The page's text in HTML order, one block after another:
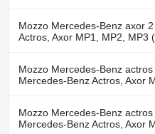
Mozzo Mercedes-Benz axor
Actros, Axor MP1, MP2, MP3
Mozzo Mercedes-Benz
Mercedes-Benz Actros, Axor
Mozzo Mercedes-Benz
Mercedes-Benz Actros, Axor